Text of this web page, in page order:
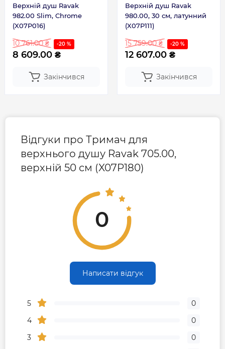
Верхній душ Ravak
982.00 Slim, Chrome
(X07P016)
10 761.00 ₴ -20 %
8 609.00 ₴
Закінчився
Верхній душ Ravak
980.00, 30 см, латунний
(X07P111)
15 759.00 ₴ -20 %
12 607.00 ₴
Закінчився
Відгуки про Тримач для
верхнього душу Ravak 705.00,
верхній 50 см (X07P180)
0
Написати відгук
5
0
4
0
3
0